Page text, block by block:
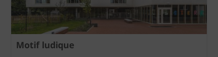
Motif ludique